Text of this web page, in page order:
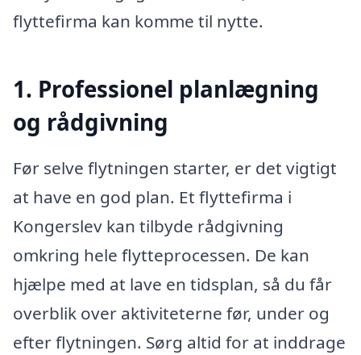
flyttefirma kan komme til nytte.
1. Professionel planlægning
og rådgivning
Før selve flytningen starter, er det vigtigt
at have en god plan. Et flyttefirma i
Kongerslev kan tilbyde rådgivning
omkring hele flytteprocessen. De kan
hjælpe med at lave en tidsplan, så du får
overblik over aktiviteterne før, under og
efter flytningen. Sørg altid for at inddrage